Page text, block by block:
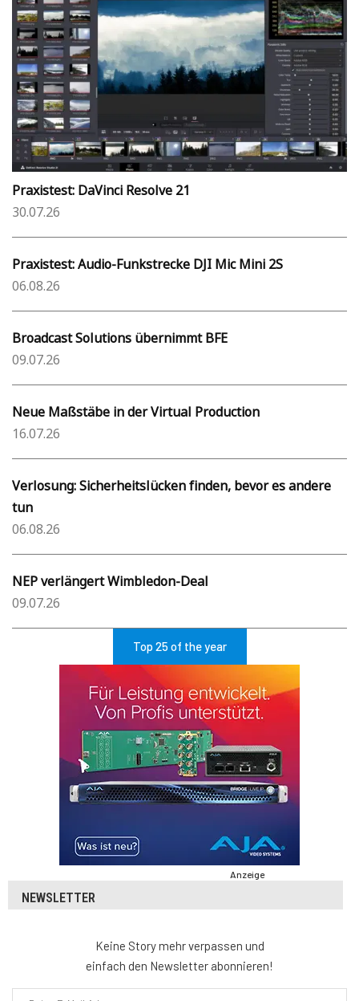
Praxistest: DaVinci Resolve 21
30.07.26
Praxistest: Audio-Funkstrecke DJI Mic Mini 2S
06.08.26
Broadcast Solutions übernimmt BFE
09.07.26
Neue Maßstäbe in der Virtual Production
16.07.26
Verlosung: Sicherheitslücken finden, bevor es andere
tun
06.08.26
NEP verlängert Wimbledon-Deal
09.07.26
Top 25 of the year
Anzeige
NEWSLETTER
Keine Story mehr verpassen und
einfach den Newsletter abonnieren!